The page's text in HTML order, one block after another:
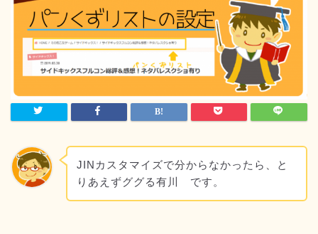
JINカスタマイズで分からなかったら、と
りあえずググる有川 です。